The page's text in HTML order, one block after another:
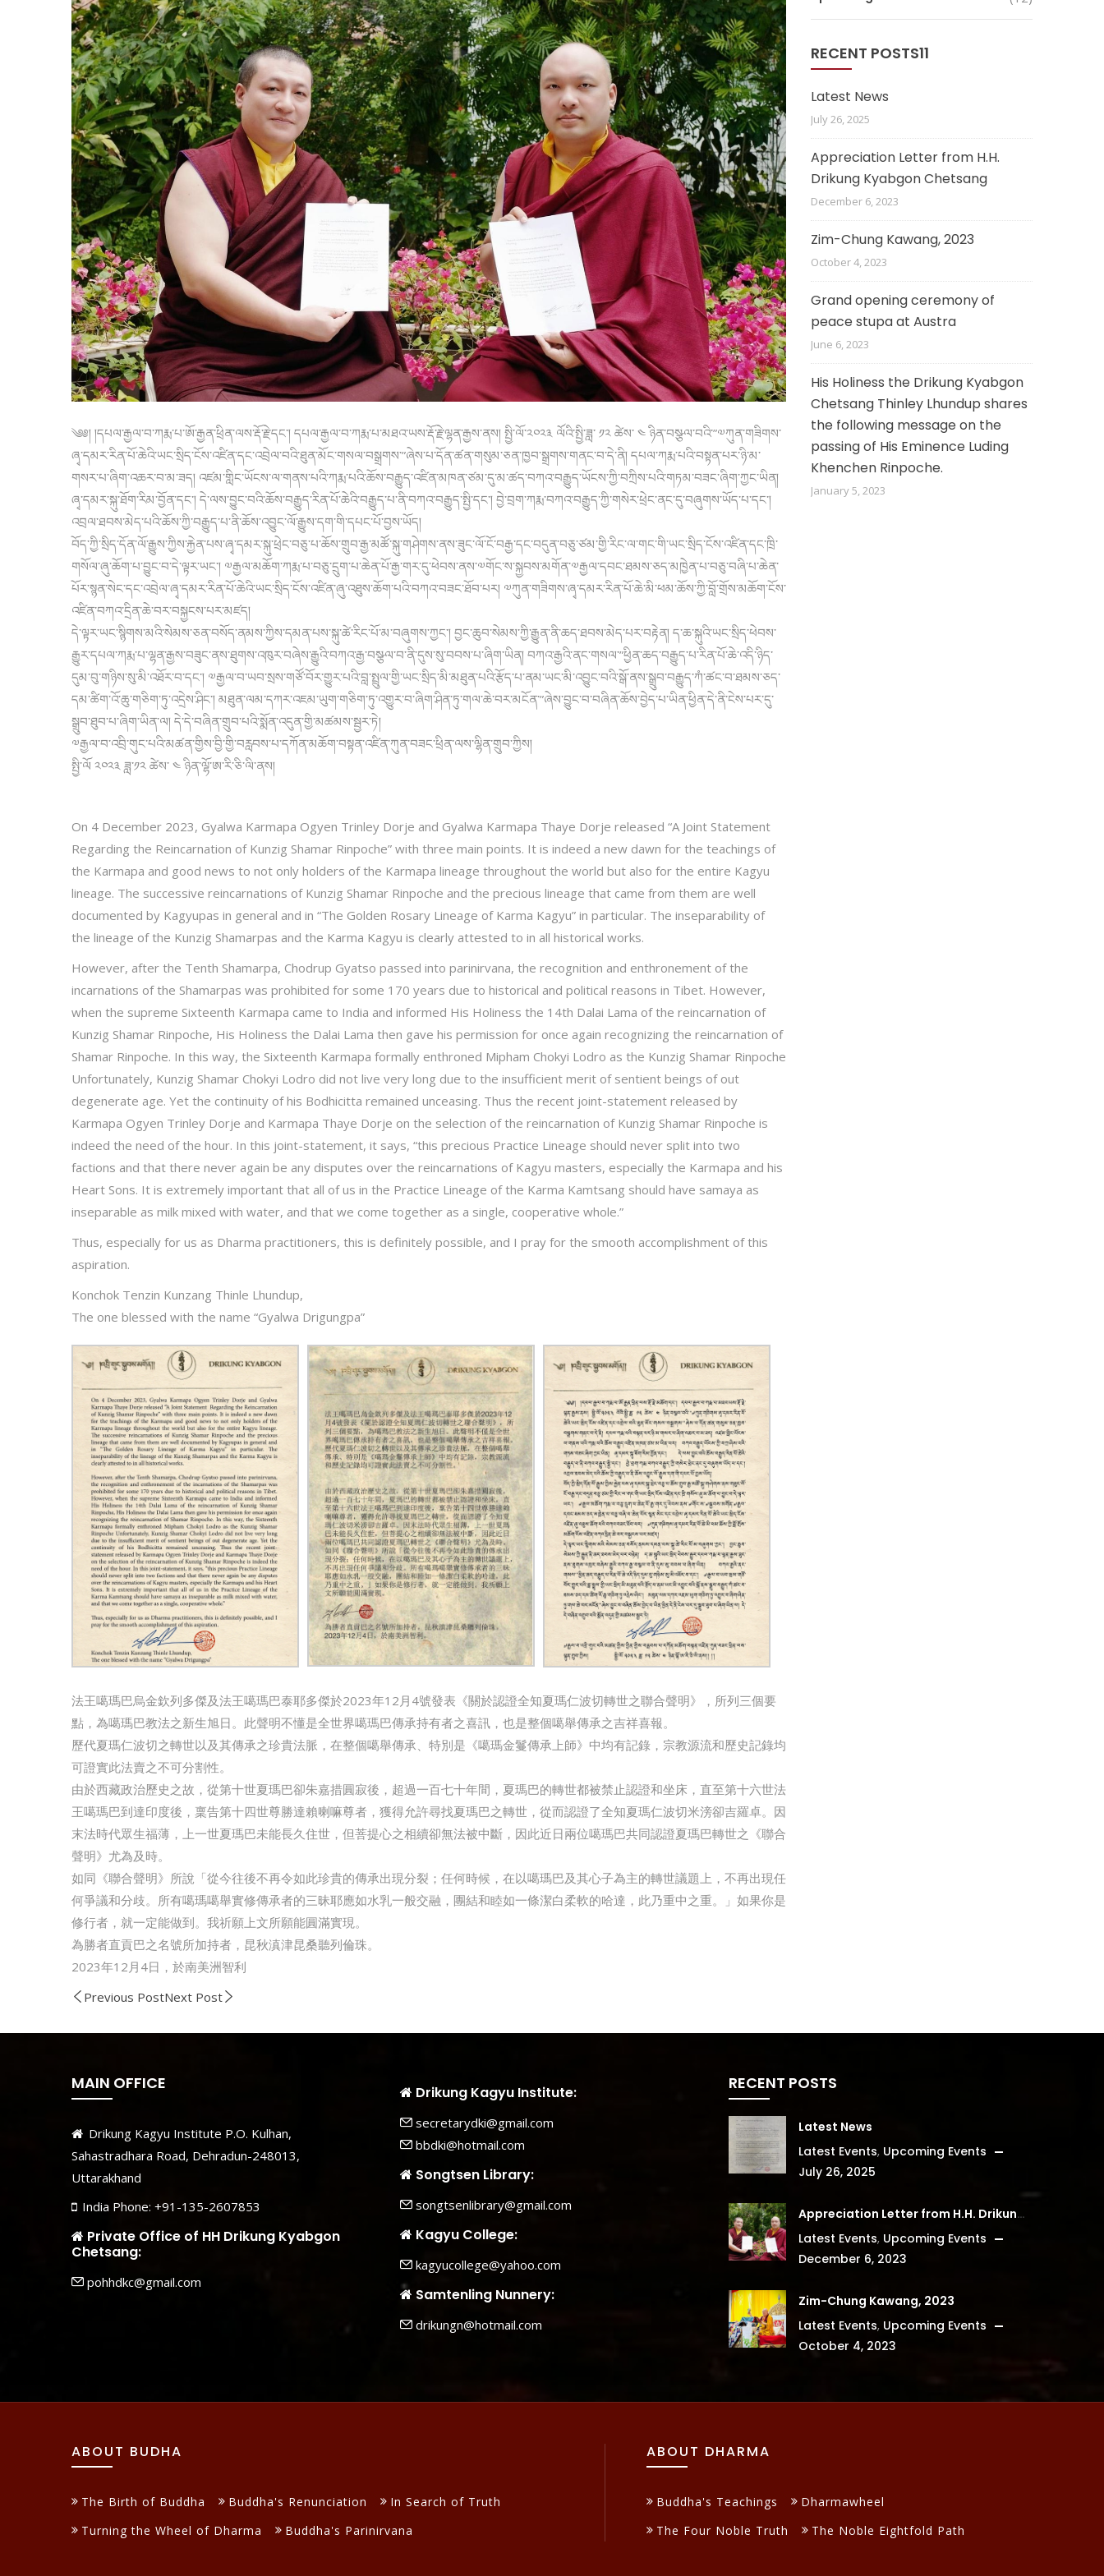
༄༅། །དཔལ་རྒྱལ་བ་ཀརྨ་པ་ཨོ་རྒྱན་ཕྲིན་ལས་རྡོ་རྗེ་དང་། དཔལ་རྒྱལ་བ་ཀརྨ་པ་མཐའ་ཡས་རྡོ་རྗེ་ལྷན་རྒྱས་ནས། སྤྱི་ལོ་༢༠༢༣ ལོའི་སྤྱི་ཟླ་ ༡༢ ཚེས་ ༤ ཉིན་བསྩལ་བའི་”༧ཀུན་གཟིགས་
ཞྭ་དམར་རིན་པོ་ཆེའི་ཡང་སྲིད་ངོས་འཛིན་དང་འབྲེལ་བའི་ཐུན་མོང་གསལ་བསྒྲགས་”ཞེས་པ་དོན་ཚན་གསུམ་ཅན་ཁྱབ་སྒྲགས་གནང་བ་དེ་ནི། དཔལ་ཀརྨ་པའི་བསྟན་པར་ཉི་མ་
གསར་པ་ཞིག་འཆར་བ་མ་ཟད། འཛམ་གླིང་ཡོངས་ལ་གནས་པའི་ཀརྨ་པའི་ཆོས་བརྒྱུད་འཛིན་མཁན་ཙམ་དུ་མ་ཚད་བཀའ་བརྒྱུད་ཡོངས་ཀྱི་བཀྲིས་པའི་གཏམ་བཟང་ཞིག་ཀྱང་ཡིན།
ཞྭ་དམར་སྐུ་ཐོག་རིམ་བྱོན་དང་། དེ་ལས་བྱུང་བའི་ཆོས་བརྒྱུད་རིན་པོ་ཆེའི་བརྒྱུད་པ་ནི་བཀའ་བརྒྱུད་སྤྱི་དང་། བྱེ་བྲག་ཀརྨ་བཀའ་བརྒྱུད་ཀྱི་གསེར་ཕྲེང་ནང་དུ་བཞུགས་ཡོད་པ་དང་།
འབྲལ་ཐབས་མེད་པའི་ཆོས་ཀྱི་བརྒྱུད་པ་ནི་ཆོས་འབྱུང་ལོ་རྒྱུས་དག་གི་དཔང་པོ་བྱས་ཡོད།
བོད་ཀྱི་སྲིད་དོན་ལོ་རྒྱུས་ཀྱིས་རྐྱེན་པས་ཞྭ་དམར་སྐུ་ཕྲེང་བཅུ་པ་ཆོས་གྲུབ་རྒྱ་མཚོ་སྐུ་གཤེགས་ནས་ཟུང་ལོ་ངོ་བརྒྱ་དང་བདུན་བཅུ་ཙམ་གྱི་རིང་ལ་གང་གི་ཡང་སྲིད་ངོས་འཛིན་དང་ཁྲི་
གསོལ་ཞུ་ཆོག་པ་བྱུང་བ་དེ་ལྟར་ཡང་། ༧རྒྱལ་མཆོག་ཀརྨ་པ་བཅུ་དྲུག་པ་ཆེན་པོ་རྒྱ་གར་དུ་ཕེབས་ནས་༧གོང་ས་སྐྱབས་མགོན་༧རྒྱལ་དབང་ཐམས་ཅད་མཁྱེན་པ་བཅུ་བཞི་པ་ཆེན་
པོར་སྙན་སེང་དང་འབྲེལ་ཞྭ་དམར་རིན་པོ་ཆེའི་ཡང་སྲིད་ངོས་འཛིན་ཞུ་འཐུས་ཆོག་པའི་བཀའ་བཟང་ཐོབ་པར། ༧ཀུན་གཟིགས་ཞྭ་དམར་རིན་པོ་ཆེ་མི་ཕམ་ཆོས་ཀྱི་བློ་གྲོས་མཆོག་ངོས་
འཛིན་བཀའ་དྲིན་ཆེ་བར་བསྐྱངས་པར་མཛད།
དེ་ལྟར་ཡང་སྙིགས་མའི་སེམས་ཅན་བསོད་ནམས་ཀྱིས་དམན་པས་སྐུ་ཚེ་རིང་པོ་མ་བཞུགས་ཀྱང་། བྱང་ཆུབ་སེམས་ཀྱི་རྒྱུན་ནི་ཆད་ཐབས་མེད་པར་བརྟེན། ད་ཆ་སྐུའི་ཡང་སྲིད་ཕེབས་
རྒྱུར་དཔལ་ཀརྨ་པ་ལྷན་རྒྱས་བཟུང་ནས་ཐུགས་འཁུར་བཞེས་རྒྱུའི་བཀའ་རྒྱ་བསྩལ་བ་ནི་དུས་སུ་བབས་པ་ཞིག་ཡིན། བཀའ་རྒྱའི་ནང་གསལ་”ཕྱིན་ཆད་བརྒྱུད་པ་རིན་པོ་ཆེ་འདི་ཉིད་
དུམ་བུ་གཉིས་སུ་མི་འཐོར་བ་དང་། ༧རྒྱལ་བ་ཡབ་སྲས་གཙོ་བོར་གྱུར་པའི་བླ་སྤྲུལ་གྱི་ཡང་སྲིད་མི་མཐུན་པའི་རྩོད་པ་ནམ་ཡང་མི་འབྱུང་བའི་སྒོ་ནས་སྒྲུབ་བརྒྱུད་ཀཾ་ཚང་བ་ཐམས་ཅད་
དམ་ཚིག་འོ་ཆུ་གཅིག་ཏུ་འདྲེས་ཤིང་། མཐུན་ལམ་དཀར་འཇམ་ཡུག་གཅིག་ཏུ་འགྱུར་བ་ཞིག་ཤིན་ཏུ་གལ་ཆེ་བར་མངོན་”ཞེས་བྱུང་བ་བཞིན་ཆོས་བྱེད་པ་ཡིན་ཕྱིན་དེ་ནི་ངེས་པར་དུ་
སྒྲུབ་ཐུབ་པ་ཞིག་ཡིན་ལ། དེ་དེ་བཞིན་གྲུབ་པའི་སྨོན་འདུན་གྱི་མཚམས་སྦྱར་ཏེ།
༧རྒྱལ་བ་འབྲི་གུང་པའི་མཚན་གྱིས་བྱི་གྱི་བརླབས་པ་དཀོན་མཆོག་བསྟན་འཛིན་ཀུན་བཟང་ཕྲིན་ལས་ལྷིན་གྲུབ་ཀྱིས།
སྤྱི་ལོ ༢༠༢༣ ཟླ་༡༢ ཚེས་ ༤ ཉིན་ལྷོ་ཨ་རི་ཅི་ལི་ནས།
On 4 December 2023, Gyalwa Karmapa Ogyen Trinley Dorje and Gyalwa Karmapa Thaye Dorje released “A Joint Statement
Regarding the Reincarnation of Kunzig Shamar Rinpoche” with three main points. It is indeed a new dawn for the teachings of
the Karmapa and good news to not only holders of the Karmapa lineage throughout the world but also for the entire Kagyu
lineage. The successive reincarnations of Kunzig Shamar Rinpoche and the precious lineage that came from them are well
documented by Kagyupas in general and in “The Golden Rosary Lineage of Karma Kagyu” in particular. The inseparability of
the lineage of the Kunzig Shamarpas and the Karma Kagyu is clearly attested to in all historical works.
However, after the Tenth Shamarpa, Chodrup Gyatso passed into parinirvana, the recognition and enthronement of the
incarnations of the Shamarpas was prohibited for some 170 years due to historical and political reasons in Tibet. However,
when the supreme Sixteenth Karmapa came to India and informed His Holiness the 14th Dalai Lama of the reincarnation of
Kunzig Shamar Rinpoche, His Holiness the Dalai Lama then gave his permission for once again recognizing the reincarnation of
Shamar Rinpoche. In this way, the Sixteenth Karmapa formally enthroned Mipham Chokyi Lodro as the Kunzig Shamar Rinpoche
Unfortunately, Kunzig Shamar Chokyi Lodro did not live very long due to the insufficient merit of sentient beings of out
degenerate age. Yet the continuity of his Bodhicitta remained unceasing. Thus the recent joint-statement released by
Karmapa Ogyen Trinley Dorje and Karmapa Thaye Dorje on the selection of the reincarnation of Kunzig Shamar Rinpoche is
indeed the need of the hour. In this joint-statement, it says, “this precious Practice Lineage should never split into two
factions and that there never again be any disputes over the reincarnations of Kagyu masters, especially the Karmapa and his
Heart Sons. It is extremely important that all of us in the Practice Lineage of the Karma Kamtsang should have samaya as
inseparable as milk mixed with water, and that we come together as a single, cooperative whole.”
Thus, especially for us as Dharma practitioners, this is definitely possible, and I pray for the smooth accomplishment of this
aspiration.
Konchok Tenzin Kunzang Thinle Lhundup,
The one blessed with the name “Gyalwa Drigungpa”
法王噶瑪巴烏金欽列多傑及法王噶瑪巴泰耶多傑於2023年12月4號發表《關於認證全知夏瑪仁波切轉世之聯合聲明》，所列三個要
點，為噶瑪巴教法之新生旭日。此聲明不懂是全世界噶瑪巴傳承持有者之喜訊，也是整個噶舉傳承之吉祥喜報。
歷代夏瑪仁波切之轉世以及其傳承之珍貴法脈，在整個噶舉傳承、特別是《噶瑪金鬘傳承上師》中均有記錄，宗教源流和歷史記錄均
可證實此法賣之不可分割性。
由於西藏政治歷史之故，從第十世夏瑪巴卻朱嘉措圓寂後，超過一百七十年間，夏瑪巴的轉世都被禁止認證和坐床，直至第十六世法
王噶瑪巴到達印度後，稟告第十四世尊勝達賴喇嘛尊者，獲得允許尋找夏瑪巴之轉世，從而認證了全知夏瑪仁波切米滂卻吉羅卓。因
末法時代眾生福薄，上一世夏瑪巴未能長久住世，但菩提心之相續卻無法被中斷，因此近日兩位噶瑪巴共同認證夏瑪巴轉世之《聯合
聲明》尤為及時。
如同《聯合聲明》所說「從今往後不再令如此珍貴的傳承出現分裂；任何時候，在以噶瑪巴及其心子為主的轉世議題上，不再出現任
何爭議和分歧。所有噶瑪噶舉實修傳承者的三昧耶應如水乳一般交融，團結和睦如一條潔白柔軟的哈達，此乃重中之重。」如果你是
修行者，就一定能做到。我祈願上文所願能圓滿實現。
為勝者直貢巴之名號所加持者，昆秋滇津昆桑聽列倫珠。
2023年12月4日，於南美洲智利
Previous PostNext Post
RECENT POSTS11
Latest News
July 26, 2025
Appreciation Letter from H.H.
Drikung Kyabgon Chetsang
December 6, 2023
Zim-Chung Kawang, 2023
October 4, 2023
Grand opening ceremony of
peace stupa at Austra
June 6, 2023
His Holiness the Drikung Kyabgon
Chetsang Thinley Lhundup shares
the following message on the
passing of His Eminence Luding
Khenchen Rinpoche.
January 5, 2023
MAIN OFFICE
Drikung Kagyu Institute P.O. Kulhan,
Sahastradhara Road, Dehradun-248013,
Uttarakhand
India Phone: +91-135-2607853
Private Office of HH Drikung Kyabgon
Chetsang:
pohhdkc@gmail.com
Drikung Kagyu Institute:
secretarydki@gmail.com
bbdki@hotmail.com
Songtsen Library:
songtsenlibrary@gmail.com
Kagyu College:
kagyucollege@yahoo.com
Samtenling Nunnery:
drikungn@hotmail.com
RECENT POSTS
Latest News
Latest Events, Upcoming Events
July 26, 2025
Appreciation Letter from H.H. Drikung Kyabgon Chetsang
Latest Events, Upcoming Events
December 6, 2023
Zim-Chung Kawang, 2023
Latest Events, Upcoming Events
October 4, 2023
ABOUT BUDHA
The Birth of Buddha Buddha's Renunciation
In Search of Truth
Turning the Wheel of Dharma
Buddha's Parinirvana
ABOUT DHARMA
Buddha's Teachings
Dharmawheel
The Four Noble Truth
The Noble Eightfold Path